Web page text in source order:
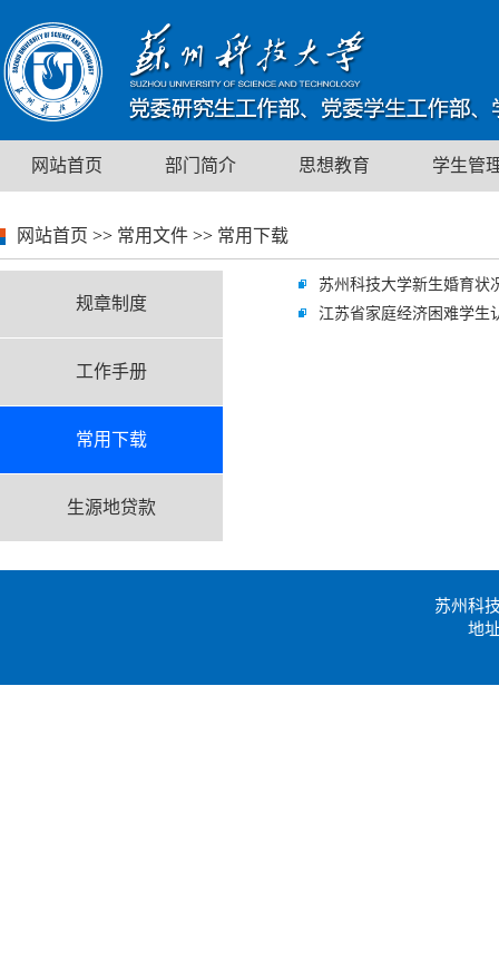
网站首页 部门简介 思想教育 学生管
网站首页 >> 常用文件 >> 常用下载
规章制度
工作手册
常用下载
生源地贷款
苏州科技大学新生婚育状
江苏省家庭经济困难学生
苏州科
地